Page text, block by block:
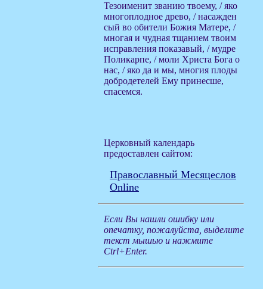
Тезоименит званию твоему, / яко
многоплодное древо, / насажден
сый во обители Божия Матере, /
многая и чудная тщанием твоим
исправления показавый, / мудре
Поликарпе, / моли Христа Бога о
нас, / яко да и мы, многия плоды
добродетелей Ему принесше,
спасемся.
Церковный календарь
предоставлен сайтом:
Православный Месяцеслов
Online
Если Вы нашли ошибку или
опечатку, пожалуйста, выделите
текст мышью и нажмите
Ctrl+Enter.